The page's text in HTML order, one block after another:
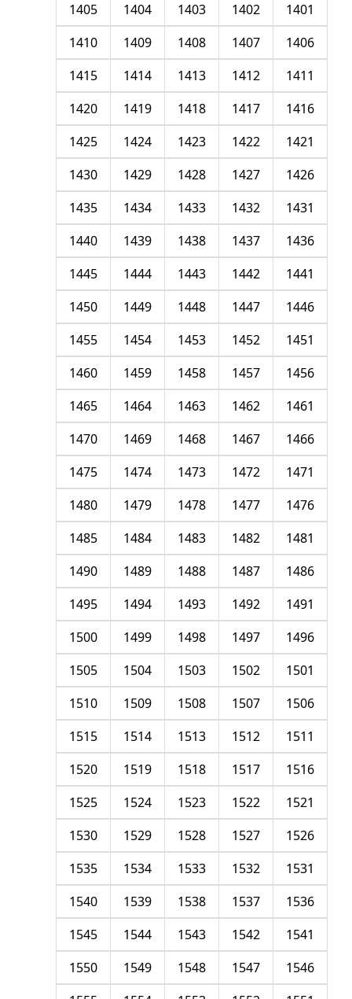
1401
1402
1403
1404
1405
1406
1407
1408
1409
1410
1411
1412
1413
1414
1415
1416
1417
1418
1419
1420
1421
1422
1423
1424
1425
1426
1427
1428
1429
1430
1431
1432
1433
1434
1435
1436
1437
1438
1439
1440
1441
1442
1443
1444
1445
1446
1447
1448
1449
1450
1451
1452
1453
1454
1455
1456
1457
1458
1459
1460
1461
1462
1463
1464
1465
1466
1467
1468
1469
1470
1471
1472
1473
1474
1475
1476
1477
1478
1479
1480
1481
1482
1483
1484
1485
1486
1487
1488
1489
1490
1491
1492
1493
1494
1495
1496
1497
1498
1499
1500
1501
1502
1503
1504
1505
1506
1507
1508
1509
1510
1511
1512
1513
1514
1515
1516
1517
1518
1519
1520
1521
1522
1523
1524
1525
1526
1527
1528
1529
1530
1531
1532
1533
1534
1535
1536
1537
1538
1539
1540
1541
1542
1543
1544
1545
1546
1547
1548
1549
1550